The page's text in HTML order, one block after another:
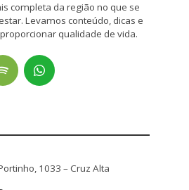
completa da região no que se
Levamos conteúdo, dicas e
qualidade de vida.
1033 – Cruz Alta